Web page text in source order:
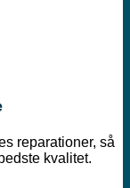
reparationer, så
kvalitet.